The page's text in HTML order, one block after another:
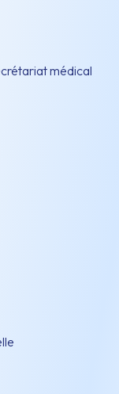
médical